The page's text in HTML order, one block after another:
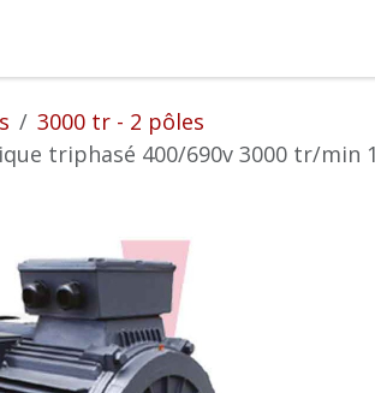
3000 tr - 2 pôles
triphasé 400/690v 3000 tr/min